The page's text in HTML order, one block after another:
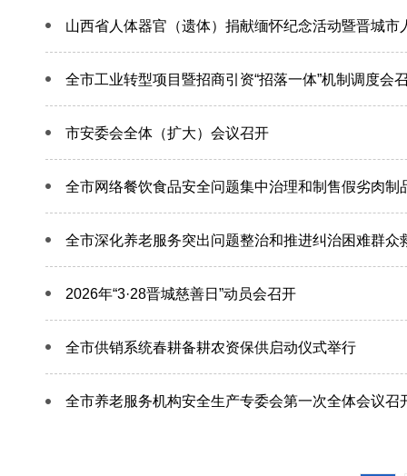
山西省人体器官（遗体）捐献缅怀纪念活动暨晋城
全市工业转型项目暨招商引资“招落一体”机制调度会
市安委会全体（扩大）会议召开
全市网络餐饮食品安全问题集中治理和制售假劣肉制
全市深化养老服务突出问题整治和推进纠治困难群
2026年“3·28晋城慈善日”动员会召开
全市供销系统春耕备耕农资保供启动仪式举行
全市养老服务机构安全生产专委会第一次全体会议召